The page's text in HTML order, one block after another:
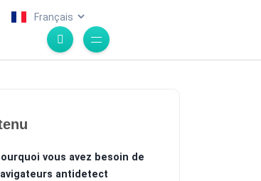
vous avez besoin de
antidetect